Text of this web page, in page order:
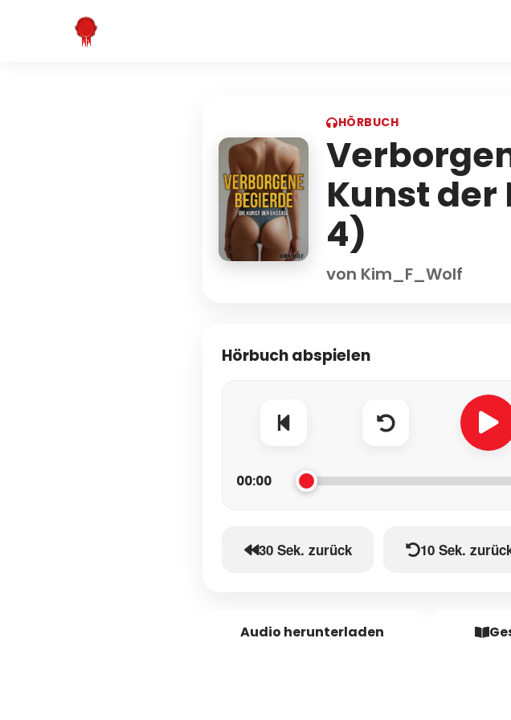
HÖRBUCH
Kunst der
4)
von Kim_F_Wolf
Hörbuch abspielen
00:00
30 Sek. zurück 10 Sek.
Audio herunterladen